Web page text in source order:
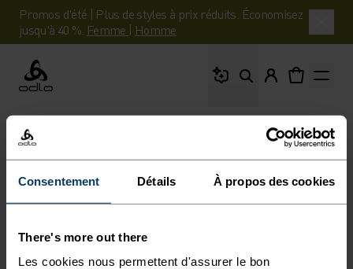
Consentement Détails À propos des cookies
There's more out there
Les cookies nous permettent d'assurer le bon
Promos d'été | Plus de styles à prix réduits. Économisez
jusqu'à 40 %. Femme | Homme
Odlo